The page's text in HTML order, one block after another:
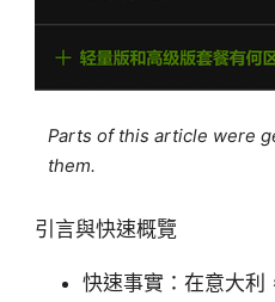
Parts of this article were
them.
引言與快速概覽
快速事實：在意大利